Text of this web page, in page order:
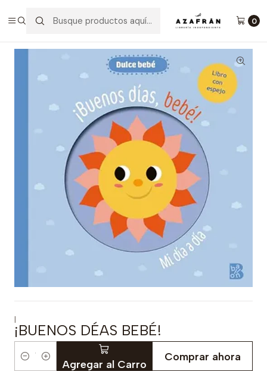
0
¡Buenos Déas Bebé!
|
¡BUENOS DÉAS BEBÉ!
Cantidad Agregar al Carro
Comprar ahora